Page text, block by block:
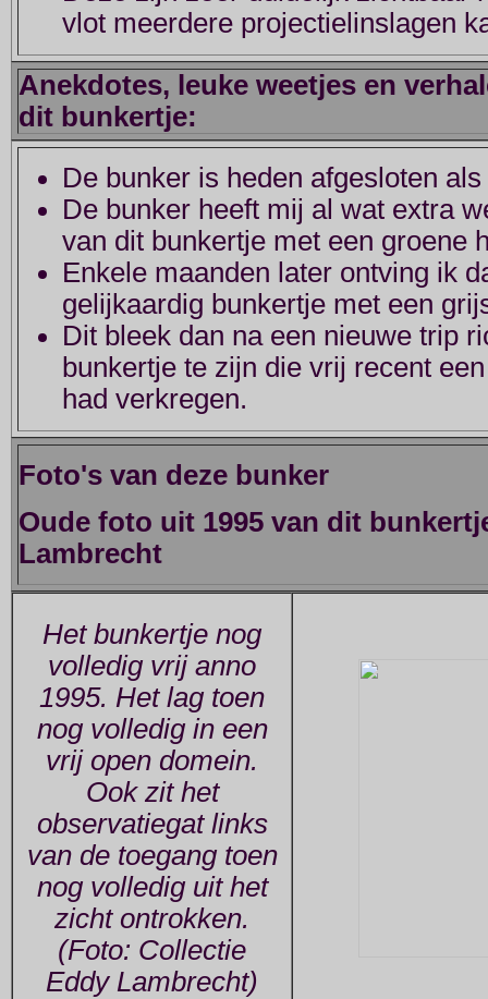
vlot meerdere projectielinslagen
Anekdotes, leuke weetjes en
dit bunkertje:
De bunker is heden afgesloten
De bunker heeft mij al wat extra
van dit bunkertje met een groene
Enkele maanden later ontving ik
gelijkaardig bunkertje met een
Dit bleek dan na een nieuwe trip
bunkertje te zijn die vrij recent
had verkregen.
Foto's van deze bunker
Oude foto uit 1995 van dit
Lambrecht
Het bunkertje nog
volledig vrij anno
1995. Het lag toen
nog volledig in een
vrij open domein.
Ook zit het
observatiegat links
van de toegang toen
nog volledig uit het
zicht ontrokken.
(Foto: Collectie
Eddy Lambrecht)